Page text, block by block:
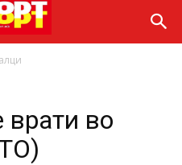
врати во